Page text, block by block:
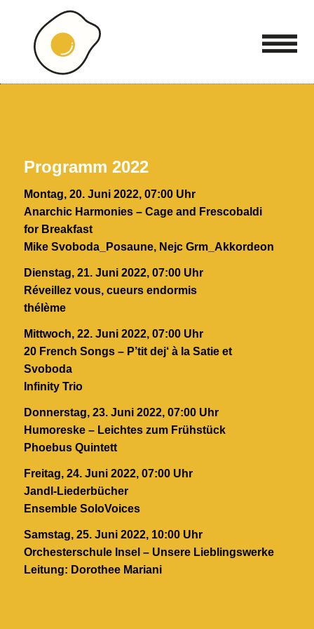
Programm 2022
Montag, 20. Juni 2022, 07:00 Uhr
Anarchic Harmonies – Cage and Frescobaldi
for Breakfast
Mike Svoboda_Posaune, Nejc Grm_Akkordeon
Dienstag, 21. Juni 2022, 07:00 Uhr
Réveillez vous, cueurs endormis
thélème
Mittwoch, 22. Juni 2022, 07:00 Uhr
20 French Songs – P’tit dej‘ à la Satie et
Svoboda
Infinity Trio
Donnerstag, 23. Juni 2022, 07:00 Uhr
Humoreske – Leichtes zum Frühstück
Phoebus Quintett
Freitag, 24. Juni 2022, 07:00 Uhr
Jandl-Liederbücher
Ensemble SoloVoices
Samstag, 25. Juni 2022, 10:00 Uhr
Orchesterschule Insel – Unsere Lieblingswerke
Leitung: Dorothee Mariani